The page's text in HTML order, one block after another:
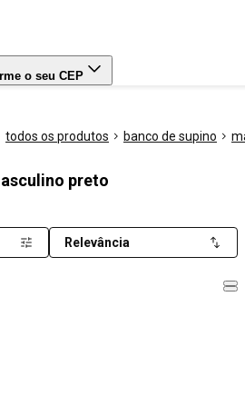
o seu CEP
todos os produtos banco de supino
preto
Relevância